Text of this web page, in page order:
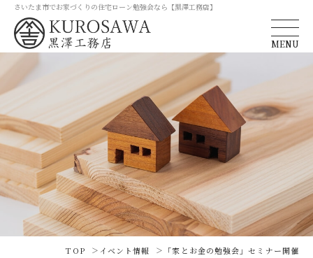
さいたま市でお家づくりの住宅ローン勉強会なら【黒澤工務店】
MENU
TOP イベント情報 「家とお金の勉強会」セミナー開催